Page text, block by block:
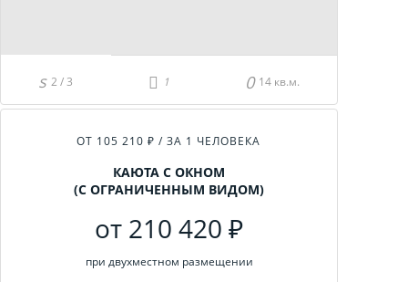
2 / 3 14 кв.м.
ОТ 105 210 ₽ / ЗА 1 ЧЕЛОВЕКА
КАЮТА С ОКНОМ
(С ОГРАНИЧЕННЫМ ВИДОМ)
от 210 420 ₽
при двухместном размещении